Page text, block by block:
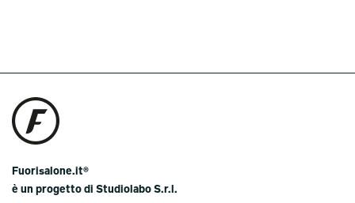
Fuorisalone.it®
è un progetto di Studiolabo S.r.l.